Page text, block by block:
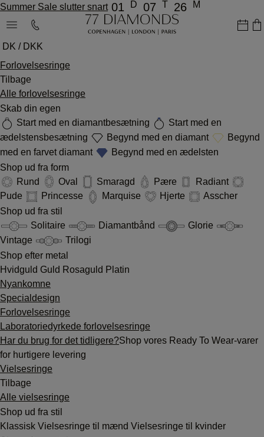
Summer Sale slutter snart 01 D 07 T 26 M
DK / DKK
Forlovelsesringe
Tilbage
Alle forlovelsesringe
Skab din egen
Start med en diamantbesætning
Start med en
ædelstensbesætning
Begynd med en diamant
Begynd
med en farvet diamant
Begynd med en ædelsten
Shop ud fra form
Rund
Oval Smaragd Pære
Radiant
Pude
Princesse Marquise Hjerte
Asscher
Shop ud fra stil
Solitaire
Diamantbånd
Glorie
Vintage
Trilogi
Shop efter metal
Hvidguld Guld Rosaguld Platin
Nyankomne
Specialdesign
Forlovelsesringe
Laboratoriedyrkede forlovelsesringe
Har du brug for det tidligere?Shop vores Ready To Wear-varer
for hurtigere levering
Vielsesringe
Tilbage
Alle vielsesringe
Shop ud fra stil
Klassisk Vielsesringe til mænd Vielsesringe til kvinder